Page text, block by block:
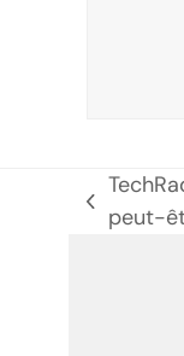
poste
peut-